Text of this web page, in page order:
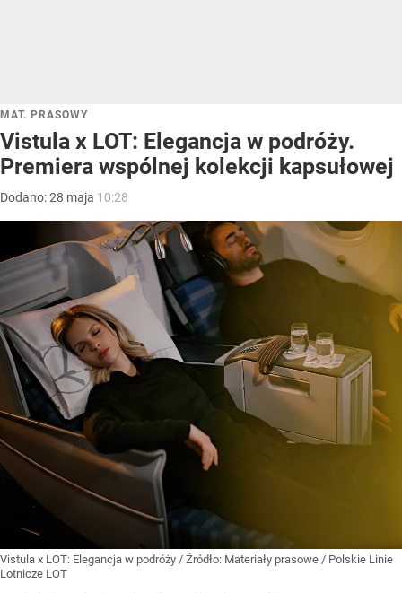
MAT. PRASOWY
Vistula x LOT: Elegancja w podróży.
Premiera wspólnej kolekcji kapsułowej
Dodano:28 maja 10:28
Vistula x LOT: Elegancja w podróży / Źródło: Materiały prasowe / Polskie Linie
Lotnicze LOT